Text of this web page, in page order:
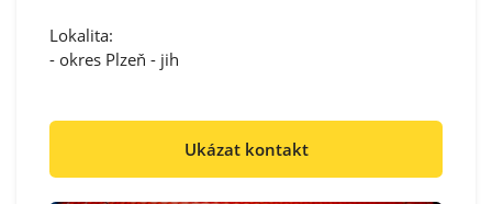
Lokalita:
- okres Plzeň - jih
Ukázat kontakt